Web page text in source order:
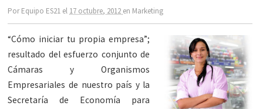
PorEquipo ES21 el 17 octubre, 2012 en Marketing
“Cómo iniciar tu propia empresa”;
resultado del esfuerzo conjunto de
Cámaras y Organismos
Empresariales de nuestro país y la
Secretaría de Economía para